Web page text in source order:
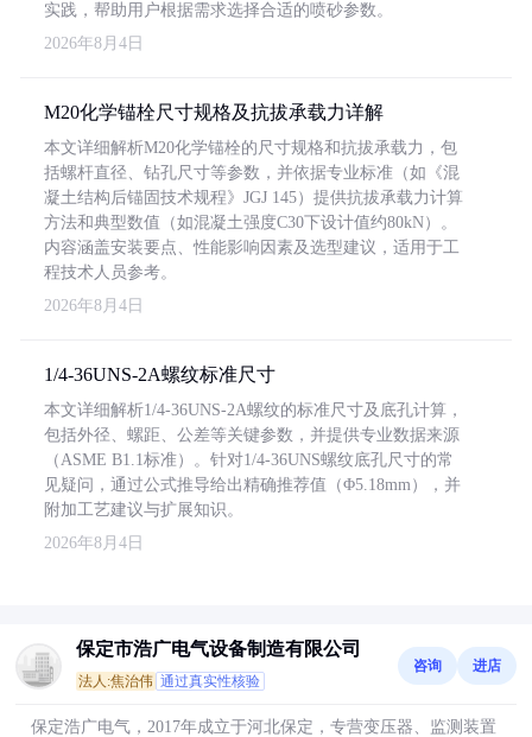
实践，帮助用户根据需求选择合适的喷砂参数。
2026年8月4日
M20化学锚栓尺寸规格及抗拔承载力详解
本文详细解析M20化学锚栓的尺寸规格和抗拔承载力，包
括螺杆直径、钻孔尺寸等参数，并依据专业标准（如《混
凝土结构后锚固技术规程》JGJ 145）提供抗拔承载力计算
方法和典型数值（如混凝土强度C30下设计值约80kN）。
内容涵盖安装要点、性能影响因素及选型建议，适用于工
程技术人员参考。
2026年8月4日
1/4-36UNS-2A螺纹标准尺寸
本文详细解析1/4-36UNS-2A螺纹的标准尺寸及底孔计算，
包括外径、螺距、公差等关键参数，并提供专业数据来源
（ASME B1.1标准）。针对1/4-36UNS螺纹底孔尺寸的常
见疑问，通过公式推导给出精确推荐值（Φ5.18mm），并
附加工艺建议与扩展知识。
2026年8月4日
保定市浩广电气设备制造有限公司
法人:焦治伟 通过真实性核验
咨询 进店
保定浩广电气，2017年成立于河北保定，专营变压器、监测装置